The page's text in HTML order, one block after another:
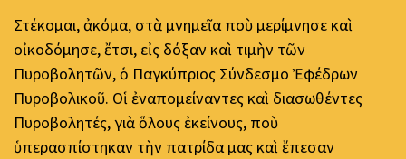
Στέκομαι, ἀκόμα, στὰ μνημεῖα ποὺ μερίμνησε καὶ
οἰκοδόμησε, ἔτσι, εἰς δόξαν καὶ τιμὴν τῶν
Πυροβολητῶν, ὁ Παγκύπριος Σύνδεσμο Ἐφέδρων
Πυροβολικοῦ. Οἱ ἐναπομείναντες καὶ διασωθέντες
Πυροβολητές, γιὰ ὅλους ἐκείνους, ποὺ
ὑπερασπίστηκαν τὴν πατρίδα μας καὶ ἔπεσαν